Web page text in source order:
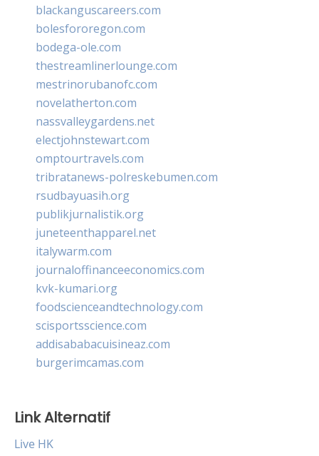
blackanguscareers.com
bolesfororegon.com
bodega-ole.com
thestreamlinerlounge.com
mestrinorubanofc.com
novelatherton.com
nassvalleygardens.net
electjohnstewart.com
omptourtravels.com
tribratanews-polreskebumen.com
rsudbayuasih.org
publikjurnalistik.org
juneteenthapparel.net
italywarm.com
journaloffinanceeconomics.com
kvk-kumari.org
foodscienceandtechnology.com
scisportsscience.com
addisababacuisineaz.com
burgerimcamas.com
Link Alternatif
Live HK